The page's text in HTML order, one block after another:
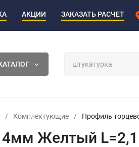
АКЦИИ ЗАКАЗАТЬ РАСЧЕТ
/ Комплектующие / Профиль
4мм Желтый